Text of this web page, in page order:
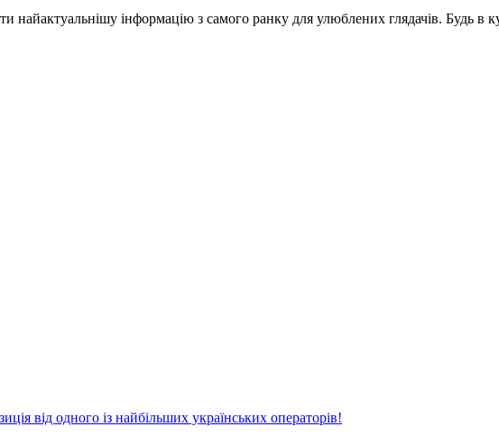
найактуальнішу інформацію з самого ранку для улюблених глядачів. Будь в
від одного із найбільших українських операторів!